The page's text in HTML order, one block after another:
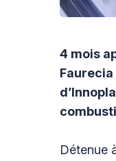
4 mois
Détenue